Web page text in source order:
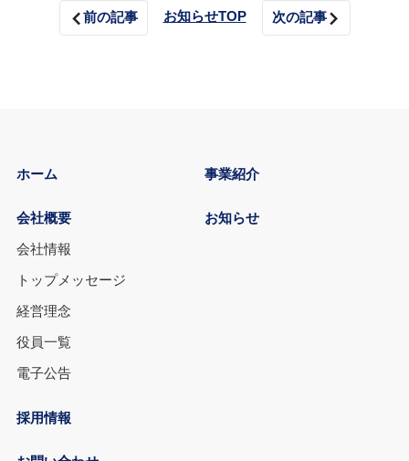
前の記事 お知らせTOP 次の記事
ホーム
会社概要
会社情報
トップメッセージ
経営理念
役員一覧
電子公告
事業紹介
お知らせ
採用情報